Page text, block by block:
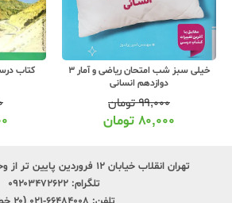
کتاب درسی ریاضی و آمار 3 دوازدهم
مدرسه
۲۵۰,۰۰۰تومان
۱۹۷,۰۰۰ تومان
تهران انقلاب خیابان ۱۲ فروردین پایین تر از وحید نظری پلاک ۲۴۹
تلگرام: ۰۹۲۰۳۴۷۲۶۲۲